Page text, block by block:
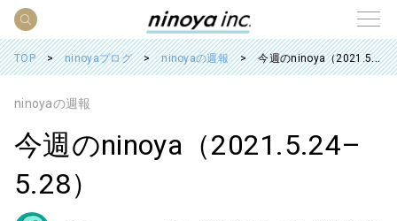
TOP ninoyaブログ ninoyaの週報 今週のninoya（2021.5.24– 5.28）
ninoyaの週報
今週のninoya（2021.5.24–
5.28）